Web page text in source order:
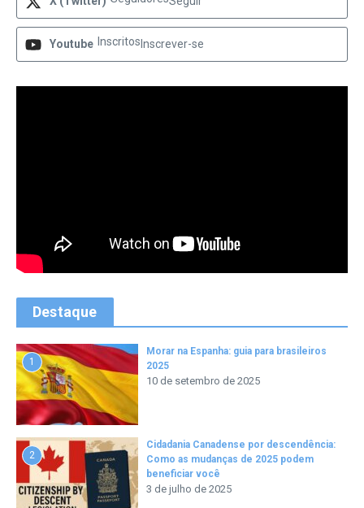
Youtube Inscritos Inscrever-se
Destaque
1
Morar na Espanha: guia para brasileiros
2025
10 de setembro de 2025
2
Cidadania Canadense por descendência:
Como as mudanças de 2025 podem
beneficiar você
3 de julho de 2025